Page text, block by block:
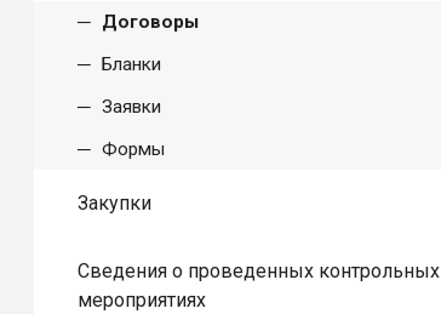
Договоры
Бланки
Заявки
Формы
Закупки
Сведения о проведенных контрольных
мероприятиях